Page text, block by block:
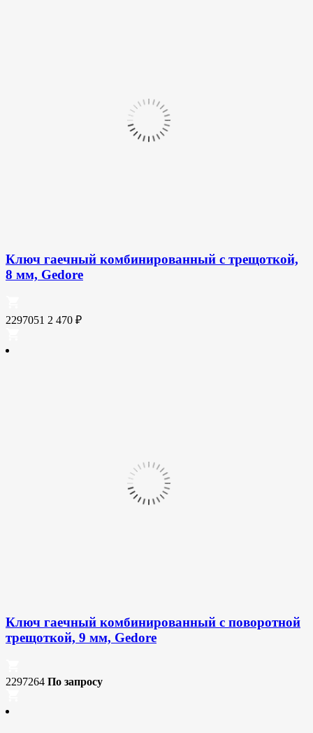
Ключ гаечный комбинированный с трещоткой,
8 мм, Gedore
2297051 2 470 ₽
Ключ гаечный комбинированный с поворотной
трещоткой, 9 мм, Gedore
2297264 По запросу